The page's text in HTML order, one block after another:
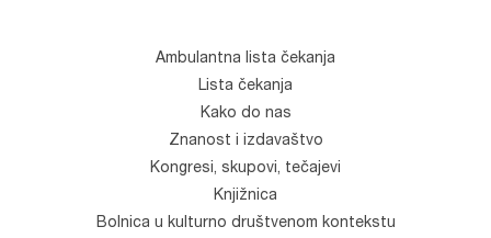
Ambulantna lista čekanja
Lista čekanja
Kako do nas
Znanost i izdavaštvo
Kongresi, skupovi, tečajevi
Knjižnica
Bolnica u kulturno društvenom kontekstu